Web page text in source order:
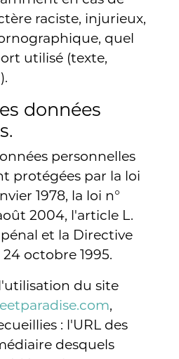
raciste, injurieux,
quel
utilisé (texte,
données
personnelles
protégées par la loi
1978, la loi n°
2004, l'article L.
et la Directive
octobre 1995.
du site
,
: l'URL des
desquels